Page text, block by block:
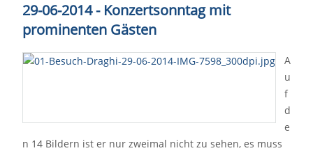
29-06-2014 - Konzertsonntag mit
prominenten Gästen
A
u
f
d
e
n 14 Bildern ist er nur zweimal nicht zu sehen, es muss